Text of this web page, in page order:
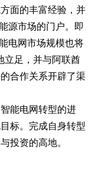
面的丰富经验，并
源市场的门户。即
电网市场规模也将
立足，并与阿联酋
合作关系开辟了渠
能电网转型的进
标。完成自身转型
投资的高地。